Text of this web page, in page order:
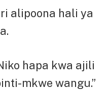
alipoona hali ya
hapa kwa ajili
mkwe wangu.”